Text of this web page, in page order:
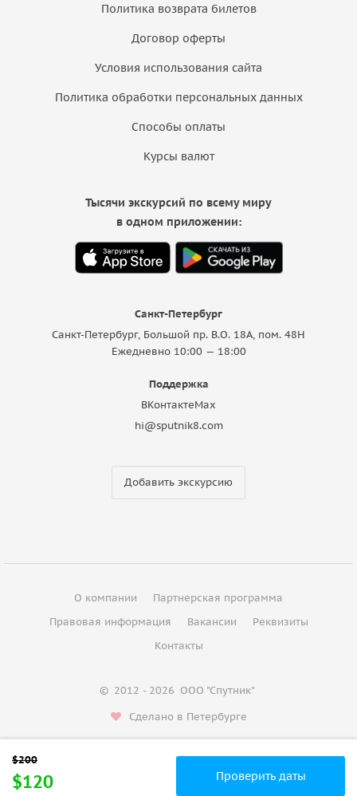
$120 Проверить даты
Политика возврата билетов
Договор оферты
Условия использования сайта
Политика обработки персональных данных
Способы оплаты
Курсы валют
Санкт-Петербург
Санкт-Петербург, Большой пр. В.О. 18A, пом. 48Н
Ежедневно 10:00 — 18:00
Поддержка
ВКонтактеMax
hi@sputnik8.com
Добавить экскурсию
Тысячи экскурсий по всему миру
в одном приложении:
О компании
Партнерская программа
Правовая информация
Вакансии
Реквизиты
Контакты
© 2012 - 2026 ООО "Спутник"
Сделано в Петербурге